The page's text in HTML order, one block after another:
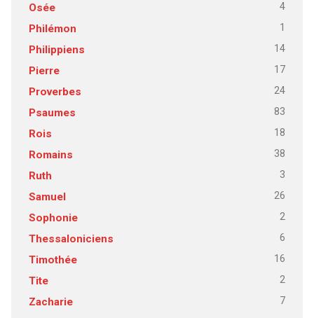
Osée 4
Philémon 1
Philippiens 14
Pierre 17
Proverbes 24
Psaumes 83
Rois 18
Romains 38
Ruth 3
Samuel 26
Sophonie 2
Thessaloniciens 6
Timothée 16
Tite 2
Zacharie 7